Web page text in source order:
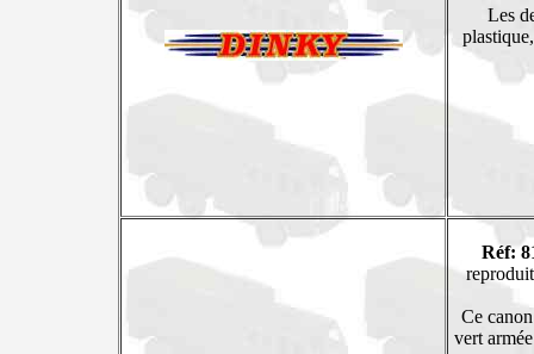
Les
Réf:
Ce
vert